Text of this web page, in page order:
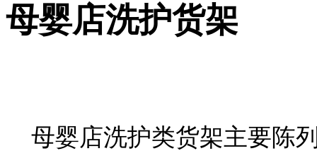
母婴店洗护货架
母婴店洗护类货架主要陈